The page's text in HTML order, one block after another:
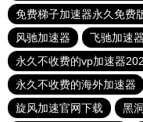
免费梯子加速器永久免费
风驰加速器
飞驰加速器
永久不收费的vp加速器
永久不收费的海外加速器
旋风加速官网下载
黑